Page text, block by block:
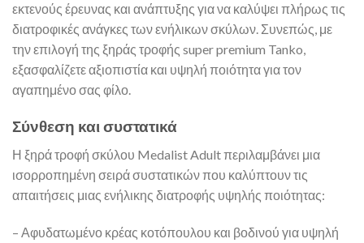
εκτενούς έρευνας και ανάπτυξης για να καλύψει πλήρως τις
διατροφικές ανάγκες των ενήλικων σκύλων. Συνεπώς, με
την επιλογή της ξηράς τροφής super premium Tanko,
εξασφαλίζετε αξιοπιστία και υψηλή ποιότητα για τον
αγαπημένο σας φίλο.
Σύνθεση και συστατικά
Η ξηρά τροφή σκύλου Medalist Adult περιλαμβάνει μια
ισορροπημένη σειρά συστατικών που καλύπτουν τις
απαιτήσεις μιας ενήλικης διατροφής υψηλής ποιότητας:
– Αφυδατωμένο κρέας κοτόπουλου και βοδινού για υψηλή